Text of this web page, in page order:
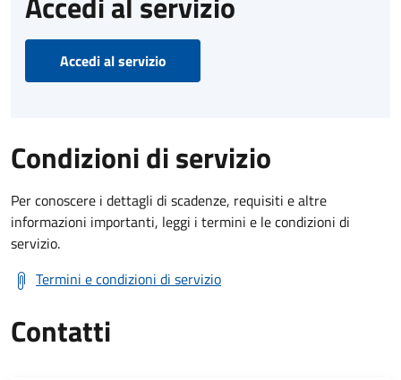
Accedi al servizio
Condizioni di servizio
Per conoscere i dettagli di scadenze, requisiti e altre
informazioni importanti, leggi i termini e le condizioni di
servizio.
Termini e condizioni di servizio
Contatti